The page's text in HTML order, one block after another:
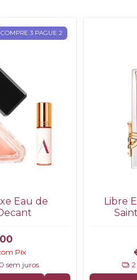
COMPRE 3 PAGUE 2
Eau de
Pix
sem juros
Libre
2